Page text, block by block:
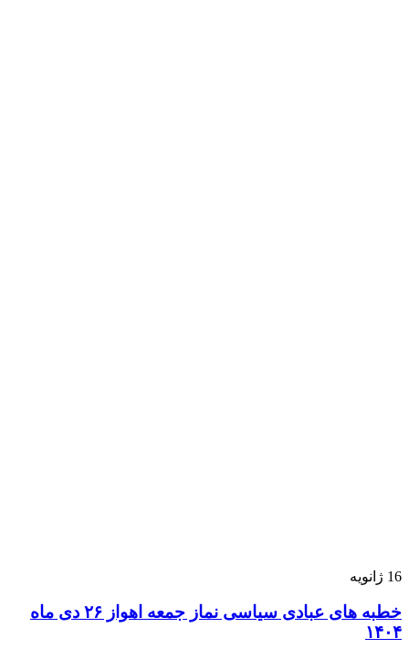
16 ژانویه
خطبه های عبادی سیاسی نماز جمعه اهواز ۲۶ دی ماه
۱۴۰۴